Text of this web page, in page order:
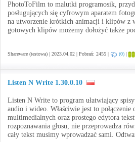
PhotoToFilm to malutki programosik,
posługujących się cyfrowym aparatem
na utworzenie krótkich animacji i klipów z
gotowych klipów możemy dołożyć także
Shareware (testowa) | 2023.04.02 | Pobrań: 2455 | (0) |
Listen N Write 1.30.0.10
Listen N Write to program ułatwiający
audio i wideo. Właściwie jest to połączenie
multimedialnych oraz prostego edytora
rozpoznawania głosu, nie przeprowadza
cały tekst musimy wprowadzać sami.